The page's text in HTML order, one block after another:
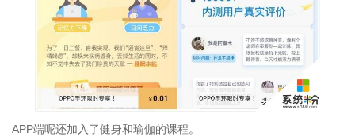
APP端呢还加入了健身和瑜伽的课程。